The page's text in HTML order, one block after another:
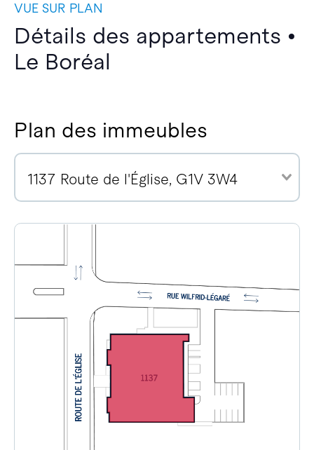
VUE SUR PLAN
Détails des appartements •
Le Boréal
Plan des immeubles
1137 Route de l'Église, G1V 3W4